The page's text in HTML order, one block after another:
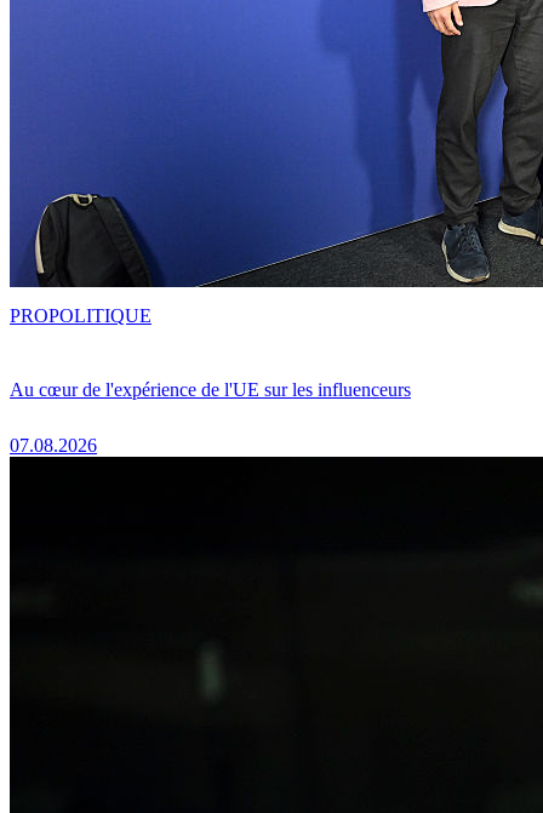
Au cœur de l'expérience de l'UE sur les influenceurs
07.08.2026
PROPOLITIQUE